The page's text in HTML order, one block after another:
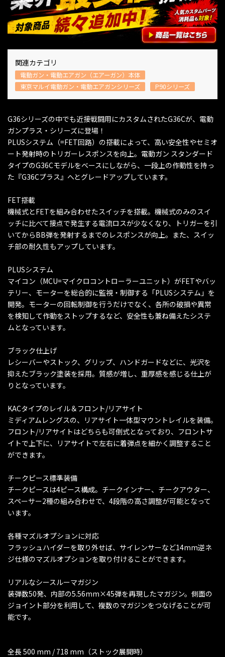
関連カテゴリ
電動ガン・電動エアガン（エアーガン）本体
東京マルイ電動ガン・電動エアガンシリーズ
P90シリーズ
G36シリーズの中でも近接戦闘用にカスタムされたG36Cが、電動
ガンプラス・シリーズに登場！
PLUSシステム（=FET回路）の搭載によって、高い安全性やセミオ
ート発射時のトリガーレスポンスを向上。電動ガン スタンダード
タイプのG36Cモデルをベースにしながら、一段上の作動性を持っ
た『G36Cプラス』へとグレードアップしています。
FET搭載
機械式とFETを組み合わせたスイッチを搭載。機械式のみのスイ
ッチに比べて接点で発生する電流ロスが少なくなり、トリガーを引
いてからBB弾を発射するまでのレスポンスが向上。また、スイッ
チ部の耐久性もアップしています。
PLUSシステム
マイコン（MCU=マイクロコントローラーユニット）がFETやバッ
テリー、モーターを総合的に監視・制御する「PLUSシステム」を
開発。モーターの回転制御を行うだけでなく、各所の破損や異常
を検知して作動をストップするなど、安全性も兼ね備えたシステ
ムとなっています。
ブラック仕上げ
レシーバーやストック、グリップ、ハンドガードなどに、光沢を
抑えたブラック塗装を採用。質感が増し、重厚感を感じる仕上が
りとなっています。
KACタイプのレイル＆フロント/リアサイト
ミディアムレングスの、リアサイト一体型マウントレイルを装備。
フロント/リアサイトはどちらも可倒式となっており、フロントサ
イトで上下に、リアサイトで左右に着弾点を細かく調整すること
ができます。
チークピース標準装備
チークピースは4ピース構成。チークインナー、チークアウター、
スペーサー2種の組み合わせで、4段階の高さ調整が可能となって
います。
各種マズルオプションに対応
フラッシュハイダーを取り外せば、サイレンサーなど14mm逆ネ
ジ仕様のマズルオプションを取り付けることができます。
リアルなシースルーマガジン
装弾数50発、内部の5.56mm×45弾を再現したマガジン。側面の
ジョイント部分を利用して、複数のマガジンをつなげることが可
能です。
全長 500 mm / 718 mm（ストック展開時）